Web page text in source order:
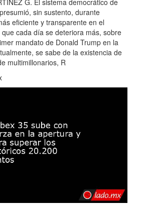
sin sustento, durante
eficiente y transparente en el
cada día se deteriora más, sobre
mandato de Donald Trump en la
se sabe de la existencia de
multimillonarios, R